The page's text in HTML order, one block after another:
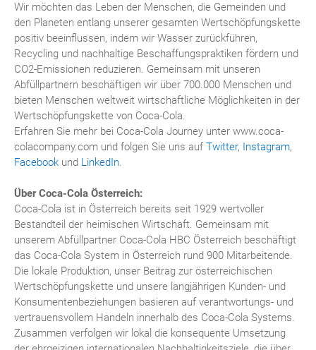
Wir möchten das Leben der Menschen, die Gemeinden und
den Planeten entlang unserer gesamten Wertschöpfungskette
positiv beeinflussen, indem wir Wasser zurückführen,
Recycling und nachhaltige Beschaffungspraktiken fördern und
CO2-Emissionen reduzieren. Gemeinsam mit unseren
Abfüllpartnern beschäftigen wir über 700.000 Menschen und
bieten Menschen weltweit wirtschaftliche Möglichkeiten in der
Wertschöpfungskette von Coca-Cola.
Erfahren Sie mehr bei Coca-Cola Journey unter www.coca-
colacompany.com und folgen Sie uns auf Twitter, Instagram,
Facebook und LinkedIn.
Über Coca-Cola Österreich:
Coca-Cola ist in Österreich bereits seit 1929 wertvoller
Bestandteil der heimischen Wirtschaft. Gemeinsam mit
unserem Abfüllpartner Coca-Cola HBC Österreich beschäftigt
das Coca-Cola System in Österreich rund 900 Mitarbeitende.
Die lokale Produktion, unser Beitrag zur österreichischen
Wertschöpfungskette und unsere langjährigen Kunden- und
Konsumentenbeziehungen basieren auf verantwortungs- und
vertrauensvollem Handeln innerhalb des Coca-Cola Systems.
Zusammen verfolgen wir lokal die konsequente Umsetzung